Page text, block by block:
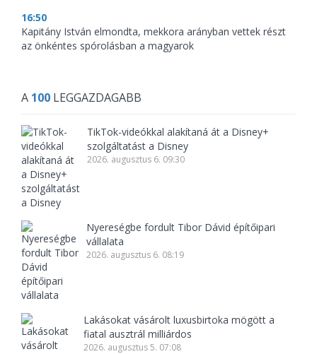
16:50
Kapitány István elmondta, mekkora arányban vettek részt
az önkéntes spórolásban a magyarok
A 100 LEGGAZDAGABB
TikTok-videókkal alakítaná át a Disney+
szolgáltatást a Disney
2026. augusztus 6. 09:30
Nyereségbe fordult Tibor Dávid építőipari
vállalata
2026. augusztus 6. 08:19
Lakásokat vásárolt luxusbirtoka mögött a
fiatal ausztrál milliárdos
2026. augusztus 5. 07:08